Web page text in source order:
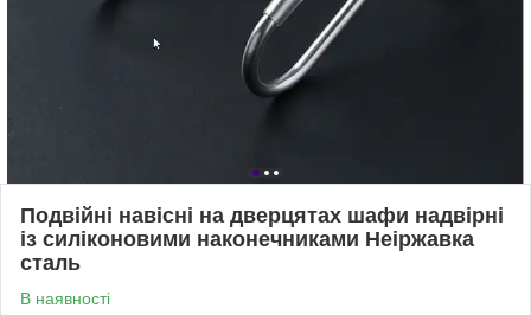
Подвійні навісні на дверцятах шафи надвірні
із силіконовими наконечниками Неіржавка
сталь
В наявності